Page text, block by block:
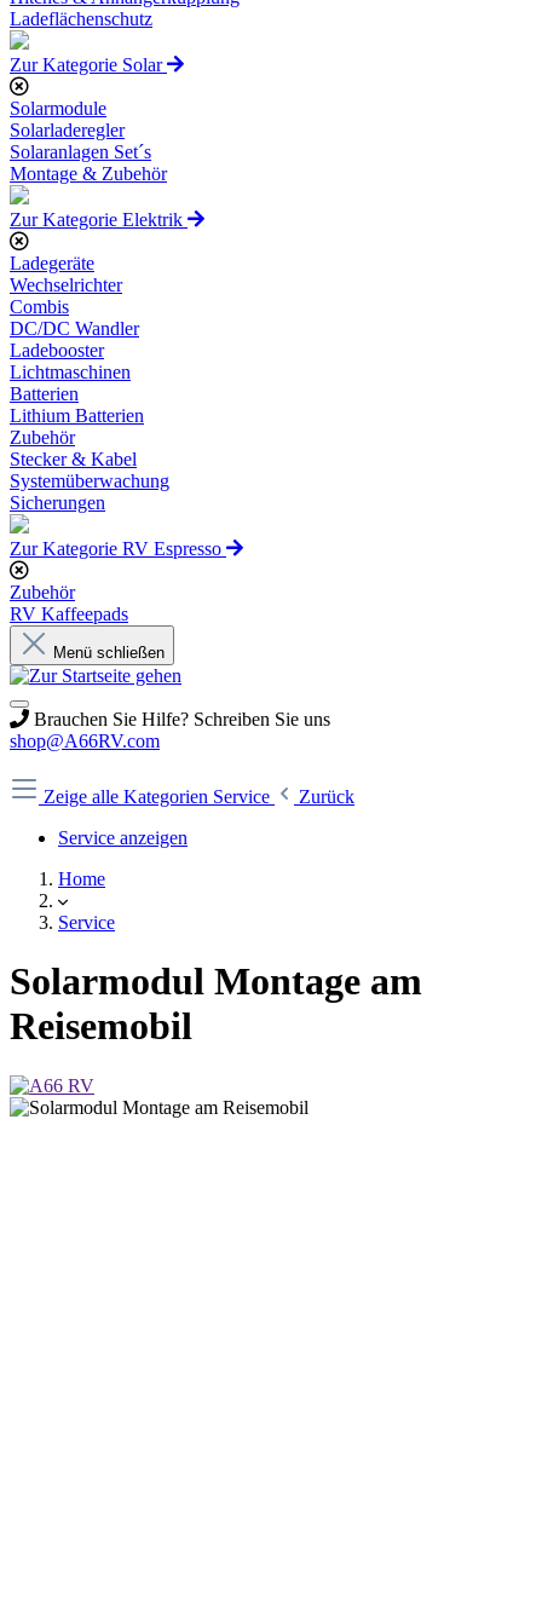
Ladeflächenschutz
Zur Kategorie Solar
Solarmodule
Solarladeregler
Solaranlagen Set´s
Montage & Zubehör
Zur Kategorie Elektrik
Ladegeräte
Wechselrichter
Combis
DC/DC Wandler
Ladebooster
Lichtmaschinen
Batterien
Lithium Batterien
Zubehör
Stecker & Kabel
Systemüberwachung
Sicherungen
Zur Kategorie RV Espresso
Zubehör
RV Kaffeepads
Menü schließen
Brauchen Sie Hilfe? Schreiben Sie uns
shop@A66RV.com
Zeige alle Kategorien Service
Zurück
Service anzeigen
Home
Service
Solarmodul Montage am
Reisemobil